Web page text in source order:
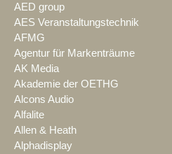
AED group
AES Veranstaltungstechnik
AFMG
Agentur für Markenträume
AK Media
Akademie der OETHG
Alcons Audio
Alfalite
Allen & Heath
Alphadisplay